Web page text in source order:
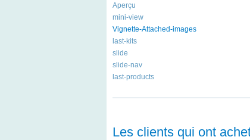
Aperçu
mini-view
Vignette-Attached-images
last-kits
slide
slide-nav
last-products
Les clients qui ont